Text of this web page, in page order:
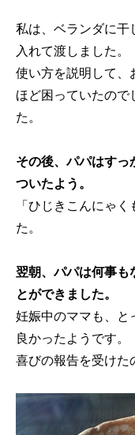
私は、ベランダに干
入れて渡しました。
使い方を説明して、
ほど困っていたので
た。
その後、パパはすっ
ついたよう。
「ひじきこんにゃ
た。
翌朝、パパは何事も
とができました。
妊娠中のママも、と
良かったようです。
喜びの報告を受けた